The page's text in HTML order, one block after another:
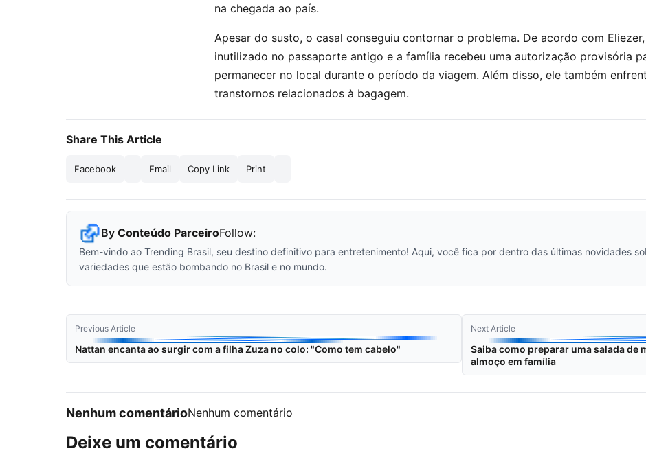
na chegada ao país.
Apesar do susto, o casal conseguiu contornar o problema. De acordo com
inutilizado no passaporte antigo e a família recebeu uma autorização provisória
permanecer no local durante o período da viagem. Além disso, ele também
transtornos relacionados à bagagem.
Share This Article
Facebook Email Copy Link Print
By Conteúdo ParceiroFollow:
Bem-vindo ao Trending Brasil, seu destino definitivo para entretenimento! Aqui, você fica por dentro das últimas novidades
variedades que estão bombando no Brasil e no mundo.
Previous Article
Nattan encanta ao surgir com a filha Zuza no colo: "Como tem cabelo"
Next Article
Saiba como preparar uma salada de
almoço em família
Nenhum comentárioNenhum comentário
Deixe um comentário